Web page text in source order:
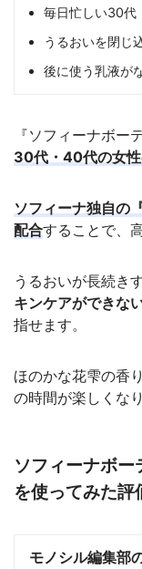
毎日忙しい30代
うるおいを閉じ
後に使う乳液が
『ソフィーナボー
30代・40代の女
ソフィーナ独自の
配合することで、
うるおいが長続き
キンケアができな
指せます。
ほのかな花雫の香
の時間が楽しくな
ソフィーナボー
を使ってみた評
モノシル編集部